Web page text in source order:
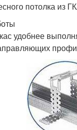
потолка из
удобнее